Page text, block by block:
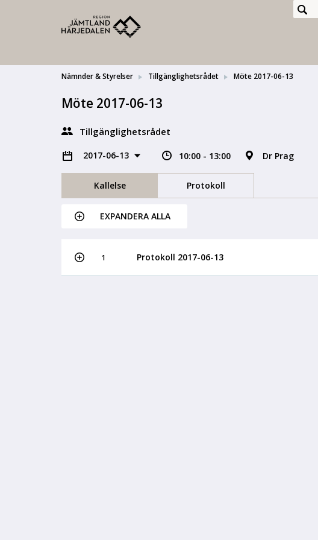
Nämnder & Styrelser Tillgänglighetsrådet Möte 2017-06-13
Möte 2017-06-13
Tillgänglighetsrådet
2017-06-13 10:00 - 13:00 Dr Prag
Kallelse Protokoll
EXPANDERA ALLA
1 Protokoll 2017-06-13